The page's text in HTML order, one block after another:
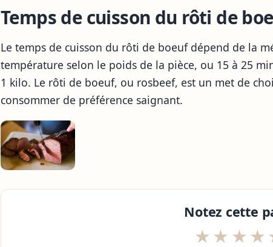
Temps de cuisson du rôti de
Le temps de cuisson du rôti de boeuf dépend de la
température selon le poids de la pièce, ou 15 à 25
1 kilo. Le rôti de boeuf, ou rosbeef, est un met de
consommer de préférence saignant.
Notez cette
★ ★ ★ ★